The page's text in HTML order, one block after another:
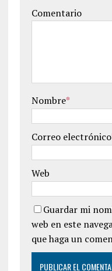
Comentario
Nombre*
Correo electrónico
Web
Guardar mi
web en este
que haga un